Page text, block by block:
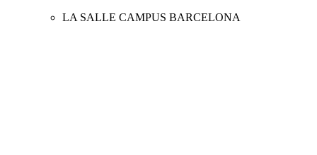
LA SALLE CAMPUS BARCELONA